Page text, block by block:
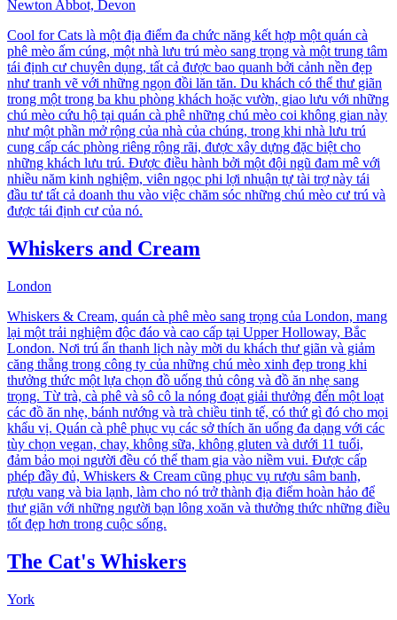
Newton Abbot, Devon
Cool for Cats là một địa điểm đa chức năng kết hợp một quán cà
phê mèo ấm cúng, một nhà lưu trú mèo sang trọng và một trung tâm
tái định cư chuyên dụng, tất cả được bao quanh bởi cảnh nền đẹp
như tranh vẽ với những ngọn đồi lăn tăn. Du khách có thể thư giãn
trong một trong ba khu phòng khách hoặc vườn, giao lưu với những
chú mèo cứu hộ tại quán cà phê những chú mèo coi không gian này
như một phần mở rộng của nhà của chúng, trong khi nhà lưu trú
cung cấp các phòng riêng rộng rãi, được xây dựng đặc biệt cho
những khách lưu trú. Được điều hành bởi một đội ngũ đam mê với
nhiều năm kinh nghiệm, viên ngọc phi lợi nhuận tự tài trợ này tái
đầu tư tất cả doanh thu vào việc chăm sóc những chú mèo cư trú và
được tái định cư của nó.
Whiskers and Cream
London
Whiskers & Cream, quán cà phê mèo sang trọng của London, mang
lại một trải nghiệm độc đáo và cao cấp tại Upper Holloway, Bắc
London. Nơi trú ẩn thanh lịch này mời du khách thư giãn và giảm
căng thẳng trong công ty của những chú mèo xinh đẹp trong khi
thưởng thức một lựa chọn đồ uống thủ công và đồ ăn nhẹ sang
trọng. Từ trà, cà phê và sô cô la nóng đoạt giải thưởng đến một loạt
các đồ ăn nhẹ, bánh nướng và trà chiều tinh tế, có thứ gì đó cho mọi
khẩu vị. Quán cà phê phục vụ các sở thích ăn uống đa dạng với các
tùy chọn vegan, chay, không sữa, không gluten và dưới 11 tuổi,
đảm bảo mọi người đều có thể tham gia vào niềm vui. Được cấp
phép đầy đủ, Whiskers & Cream cũng phục vụ rượu sâm banh,
rượu vang và bia lạnh, làm cho nó trở thành địa điểm hoàn hảo để
thư giãn với những người bạn lông xoăn và thưởng thức những điều
tốt đẹp hơn trong cuộc sống.
The Cat's Whiskers
York